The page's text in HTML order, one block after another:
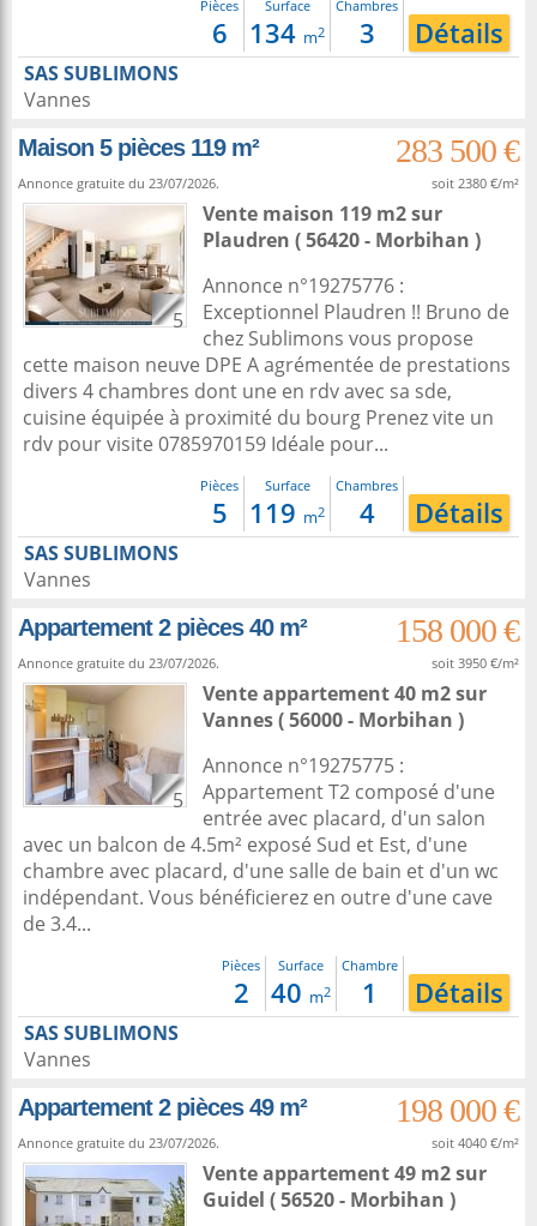
Pièces
6
Surface
134 m2
Chambres
3 Détails
SAS SUBLIMONS
Vannes
Maison 5 pièces 119 m²
283 500 €
Annonce gratuite du 23/07/2026. soit 2380 €/m²
5
Vente maison 119 m2sur
Plaudren ( 56420 - Morbihan )
Annonce n°19275776 :
Exceptionnel Plaudren !! Bruno de
chez Sublimons vous propose
cette maison neuve DPE A agrémentée de prestations
divers 4 chambres dont une en rdv avec sa sde,
cuisine équipée à proximité du bourg Prenez vite un
rdv pour visite 0785970159 Idéale pour...
Pièces
5
Surface
119 m2
Chambres
4 Détails
SAS SUBLIMONS
Vannes
Appartement 2 pièces 40 m²
158 000 €
Annonce gratuite du 23/07/2026. soit 3950 €/m²
5
Vente appartement 40 m2sur
Vannes( 56000 - Morbihan )
Annonce n°19275775 :
Appartement T2 composé d'une
entrée avec placard, d'un salon
avec un balcon de 4.5m² exposé Sud et Est, d'une
chambre avec placard, d'une salle de bain et d'un wc
indépendant. Vous bénéficierez en outre d'une cave
de 3.4...
Pièces
2
Surface
40 m2
Chambre
1 Détails
SAS SUBLIMONS
Vannes
Appartement 2 pièces 49 m²
198 000 €
Annonce gratuite du 23/07/2026. soit 4040 €/m²
Vente appartement 49 m2sur
Guidel ( 56520 - Morbihan )